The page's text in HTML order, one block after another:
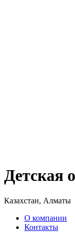
Детская
Казахстан, Алматы
О компании
Контакты